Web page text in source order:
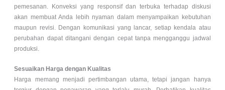
pemesanan. Konveksi yang responsif dan terbuka terhadap diskusi
akan membuat Anda lebih nyaman dalam menyampaikan kebutuhan
maupun revisi. Dengan komunikasi yang lancar, setiap kendala atau
perubahan dapat ditangani dengan cepat tanpa mengganggu jadwal
produksi.
Sesuaikan Harga dengan Kualitas
Harga memang menjadi pertimbangan utama, tetapi jangan hanya